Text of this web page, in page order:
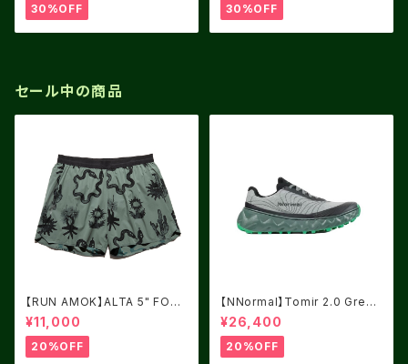
30%OFF 30%OFF
セール中の商品
【RUN AMOK】ALTA 5" FORE
ST
¥11,000
20%OFF
【NNormal】Tomir 2.0 Green
USM8.0/UK7.5
¥26,400
20%OFF